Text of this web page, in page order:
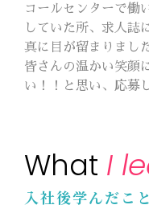
コールセンターで働
していた所、求人誌
真に目が留まりました
皆さんの温かい笑顔
い！！と思い、応募
What I
入社後学んだこと